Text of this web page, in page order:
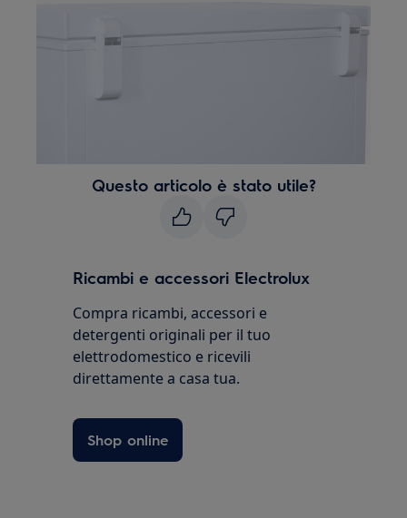
Questo articolo è stato utile?
Ricambi e accessori Electrolux
Compra ricambi, accessori e
detergenti originali per il tuo
elettrodomestico e ricevili
direttamente a casa tua.
Shop online